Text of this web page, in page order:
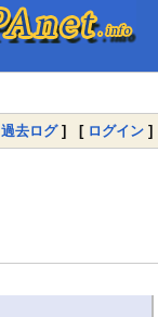
過去ログ] [ ログイン ]